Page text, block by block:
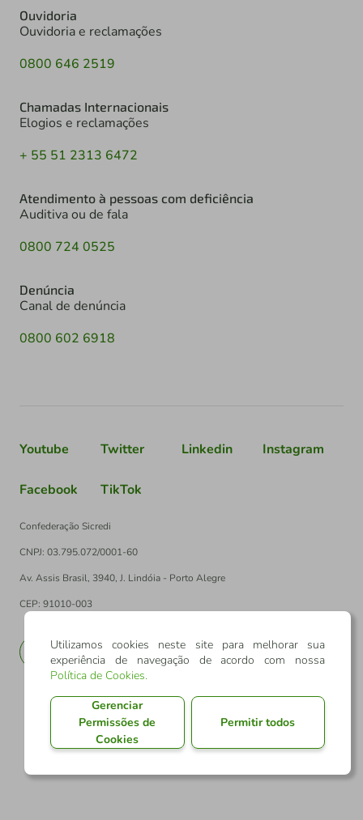
Ouvidoria
Ouvidoria e reclamações
0800 646 2519
Chamadas Internacionais
Elogios e reclamações
+ 55 51 2313 6472
Atendimento à pessoas com deficiência
Auditiva ou de fala
0800 724 0525
Denúncia
Canal de denúncia
0800 602 6918
Youtube Twitter Linkedin Instagram
Facebook TikTok
Confederação Sicredi
CNPJ: 03.795.072/0001-60
Av. Assis Brasil, 3940, J. Lindóia - Porto Alegre
CEP: 91010-003
EN
Utilizamos cookies neste site para melhorar sua
experiência de navegação de acordo com nossa
Política de Cookies.
Gerenciar
Permissões de
Cookies
Permitir todos